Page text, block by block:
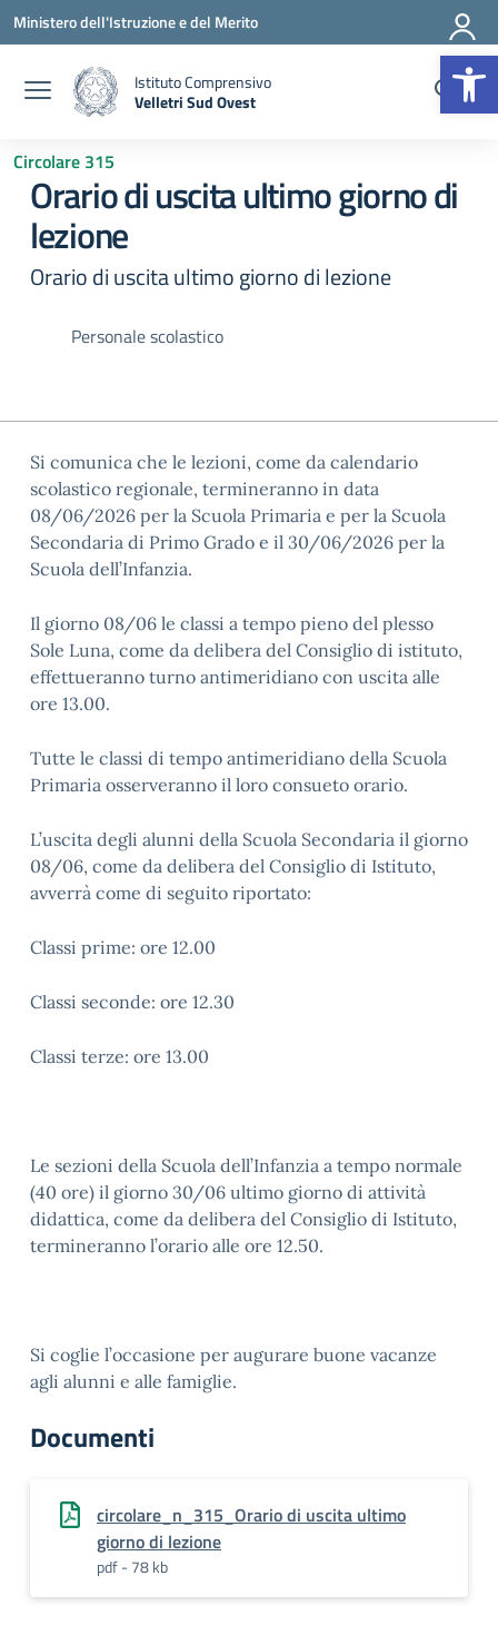
Vai ai contenuti
Vai al menu di navigazione
Vai al footer
Ministero dell'Istruzione e del Merito
Istituto Comprensivo
Velletri Sud Ovest
Circolare 315
Orario di uscita ultimo giorno di
lezione
Orario di uscita ultimo giorno di lezione
Personale scolastico
Si comunica che le lezioni, come da calendario
scolastico regionale, termineranno in data
08/06/2026 per la Scuola Primaria e per la Scuola
Secondaria di Primo Grado e il 30/06/2026 per la
Scuola dell’Infanzia.
Il giorno 08/06 le classi a tempo pieno del plesso
Sole Luna, come da delibera del Consiglio di istituto,
effettueranno turno antimeridiano con uscita alle
ore 13.00.
Tutte le classi di tempo antimeridiano della Scuola
Primaria osserveranno il loro consueto orario.
L’uscita degli alunni della Scuola Secondaria il giorno
08/06, come da delibera del Consiglio di Istituto,
avverrà come di seguito riportato:
Classi prime: ore 12.00
Classi seconde: ore 12.30
Classi terze: ore 13.00
Le sezioni della Scuola dell’Infanzia a tempo normale
(40 ore) il giorno 30/06 ultimo giorno di attività
didattica, come da delibera del Consiglio di Istituto,
termineranno l’orario alle ore 12.50.
Si coglie l’occasione per augurare buone vacanze
agli alunni e alle famiglie.
Documenti
circolare_n_315_Orario di uscita ultimo
giorno di lezione
pdf - 78 kb